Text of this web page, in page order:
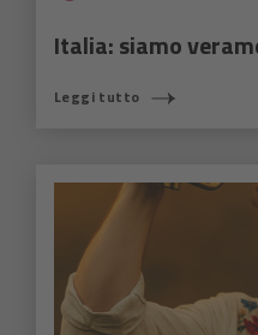
Italia: siamo
Leggi tutto